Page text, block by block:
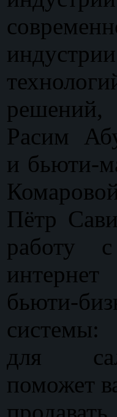
Расим
и бьюти-
Пётр
работу
бьюти-
для
поможет